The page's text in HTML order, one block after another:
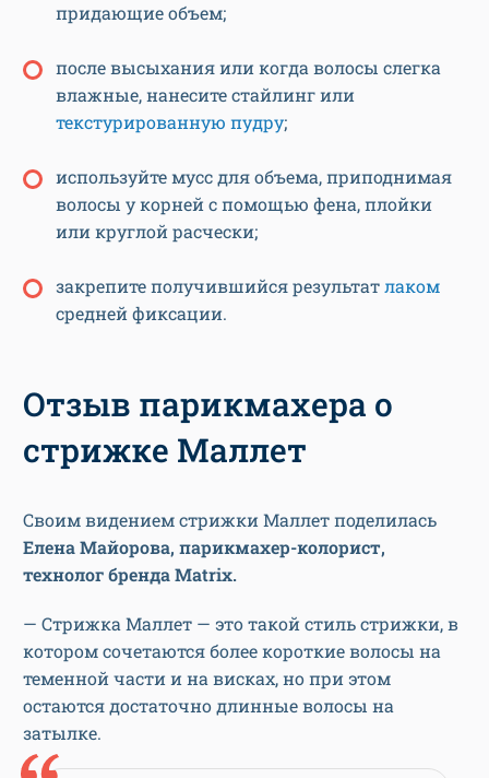
придающие объем;
после высыхания или когда волосы слегка
влажные, нанесите стайлинг или
текстурированную пудру;
используйте мусс для объема, приподнимая
волосы у корней с помощью фена, плойки
или круглой расчески;
закрепите получившийся результатлаком
средней фиксации.
Отзыв парикмахера о
стрижке Маллет
Своим видением стрижки Маллет поделилась
Елена Майорова, парикмахер-колорист,
технолог бренда Matrix.
— Стрижка Маллет — это такой стиль стрижки, в
котором сочетаются более короткие волосы на
теменной части и на висках, но при этом
остаются достаточно длинные волосы на
затылке.